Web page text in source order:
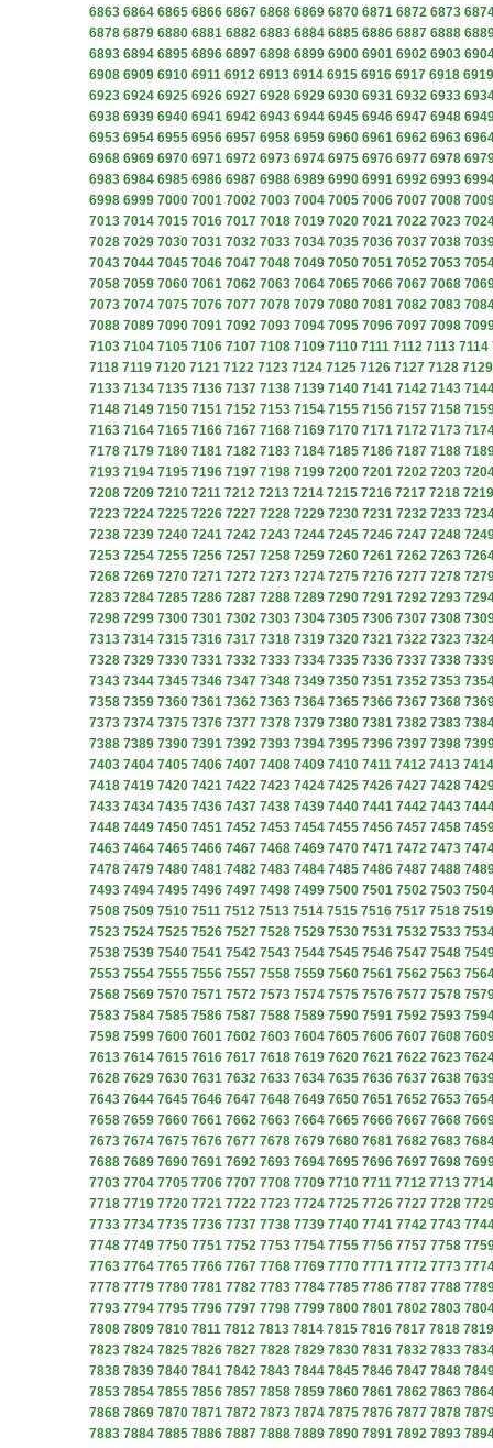
6863 6864 6865 6866 6867 6868 6869 6870 6871 6872 6873
6878 6879 6880 6881 6882 6883 6884 6885 6886 6887 6888
6893 6894 6895 6896 6897 6898 6899 6900 6901 6902 6903
6908 6909 6910 6911 6912 6913 6914 6915 6916 6917 6918 6919
6923 6924 6925 6926 6927 6928 6929 6930 6931 6932 6933
6938 6939 6940 6941 6942 6943 6944 6945 6946 6947 6948
6953 6954 6955 6956 6957 6958 6959 6960 6961 6962 6963
6968 6969 6970 6971 6972 6973 6974 6975 6976 6977 6978
6983 6984 6985 6986 6987 6988 6989 6990 6991 6992 6993
6998 6999 7000 7001 7002 7003 7004 7005 7006 7007 7008
7013 7014 7015 7016 7017 7018 7019 7020 7021 7022 7023
7028 7029 7030 7031 7032 7033 7034 7035 7036 7037 7038
7043 7044 7045 7046 7047 7048 7049 7050 7051 7052 7053
7058 7059 7060 7061 7062 7063 7064 7065 7066 7067 7068
7073 7074 7075 7076 7077 7078 7079 7080 7081 7082 7083
7088 7089 7090 7091 7092 7093 7094 7095 7096 7097 7098
7103 7104 7105 7106 7107 7108 7109 7110 7111 7112 7113 7114
7118 7119 7120 7121 7122 7123 7124 7125 7126 7127 7128 7129
7133 7134 7135 7136 7137 7138 7139 7140 7141 7142 7143
7148 7149 7150 7151 7152 7153 7154 7155 7156 7157 7158
7163 7164 7165 7166 7167 7168 7169 7170 7171 7172 7173
7178 7179 7180 7181 7182 7183 7184 7185 7186 7187 7188
7193 7194 7195 7196 7197 7198 7199 7200 7201 7202 7203
7208 7209 7210 7211 7212 7213 7214 7215 7216 7217 7218 7219
7223 7224 7225 7226 7227 7228 7229 7230 7231 7232 7233
7238 7239 7240 7241 7242 7243 7244 7245 7246 7247 7248
7253 7254 7255 7256 7257 7258 7259 7260 7261 7262 7263
7268 7269 7270 7271 7272 7273 7274 7275 7276 7277 7278
7283 7284 7285 7286 7287 7288 7289 7290 7291 7292 7293
7298 7299 7300 7301 7302 7303 7304 7305 7306 7307 7308
7313 7314 7315 7316 7317 7318 7319 7320 7321 7322 7323
7328 7329 7330 7331 7332 7333 7334 7335 7336 7337 7338
7343 7344 7345 7346 7347 7348 7349 7350 7351 7352 7353
7358 7359 7360 7361 7362 7363 7364 7365 7366 7367 7368
7373 7374 7375 7376 7377 7378 7379 7380 7381 7382 7383
7388 7389 7390 7391 7392 7393 7394 7395 7396 7397 7398
7403 7404 7405 7406 7407 7408 7409 7410 7411 7412 7413 7414
7418 7419 7420 7421 7422 7423 7424 7425 7426 7427 7428
7433 7434 7435 7436 7437 7438 7439 7440 7441 7442 7443
7448 7449 7450 7451 7452 7453 7454 7455 7456 7457 7458
7463 7464 7465 7466 7467 7468 7469 7470 7471 7472 7473
7478 7479 7480 7481 7482 7483 7484 7485 7486 7487 7488
7493 7494 7495 7496 7497 7498 7499 7500 7501 7502 7503
7508 7509 7510 7511 7512 7513 7514 7515 7516 7517 7518 7519
7523 7524 7525 7526 7527 7528 7529 7530 7531 7532 7533
7538 7539 7540 7541 7542 7543 7544 7545 7546 7547 7548
7553 7554 7555 7556 7557 7558 7559 7560 7561 7562 7563
7568 7569 7570 7571 7572 7573 7574 7575 7576 7577 7578
7583 7584 7585 7586 7587 7588 7589 7590 7591 7592 7593
7598 7599 7600 7601 7602 7603 7604 7605 7606 7607 7608
7613 7614 7615 7616 7617 7618 7619 7620 7621 7622 7623
7628 7629 7630 7631 7632 7633 7634 7635 7636 7637 7638
7643 7644 7645 7646 7647 7648 7649 7650 7651 7652 7653
7658 7659 7660 7661 7662 7663 7664 7665 7666 7667 7668
7673 7674 7675 7676 7677 7678 7679 7680 7681 7682 7683
7688 7689 7690 7691 7692 7693 7694 7695 7696 7697 7698
7703 7704 7705 7706 7707 7708 7709 7710 7711 7712 7713 7714
7718 7719 7720 7721 7722 7723 7724 7725 7726 7727 7728
7733 7734 7735 7736 7737 7738 7739 7740 7741 7742 7743
7748 7749 7750 7751 7752 7753 7754 7755 7756 7757 7758
7763 7764 7765 7766 7767 7768 7769 7770 7771 7772 7773
7778 7779 7780 7781 7782 7783 7784 7785 7786 7787 7788
7793 7794 7795 7796 7797 7798 7799 7800 7801 7802 7803
7808 7809 7810 7811 7812 7813 7814 7815 7816 7817 7818 7819
7823 7824 7825 7826 7827 7828 7829 7830 7831 7832 7833
7838 7839 7840 7841 7842 7843 7844 7845 7846 7847 7848
7853 7854 7855 7856 7857 7858 7859 7860 7861 7862 7863
7868 7869 7870 7871 7872 7873 7874 7875 7876 7877 7878
7883 7884 7885 7886 7887 7888 7889 7890 7891 7892 7893